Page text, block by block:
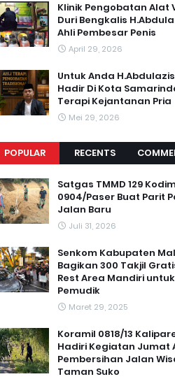
Klinik Pengobatan Alat
Duri Bengkalis
Ahli Pembesar Penis
April 29, 2026
Untuk Anda
Hadir Di Kota
Terapi Kejantanan Pria
Mei 29, 2026
POPULAR RECENTS
Satgas TMMD 129
0904/Paser Buat Parit
Jalan Baru
Juli 31, 2026
Senkom Kabupaten
Bagikan 300 Takjil
Rest Area Mandiri untuk
Pemudik
Maret 29, 2025
Koramil 0818/13
Hadiri Kegiatan Jumat
Pembersihan Jalan
Taman Suko